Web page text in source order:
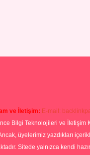
ve İletişim: E-mail:
Bilgi Teknolojileri ve
üyelerimiz yazdıkları
Sitede yalnızca kendi